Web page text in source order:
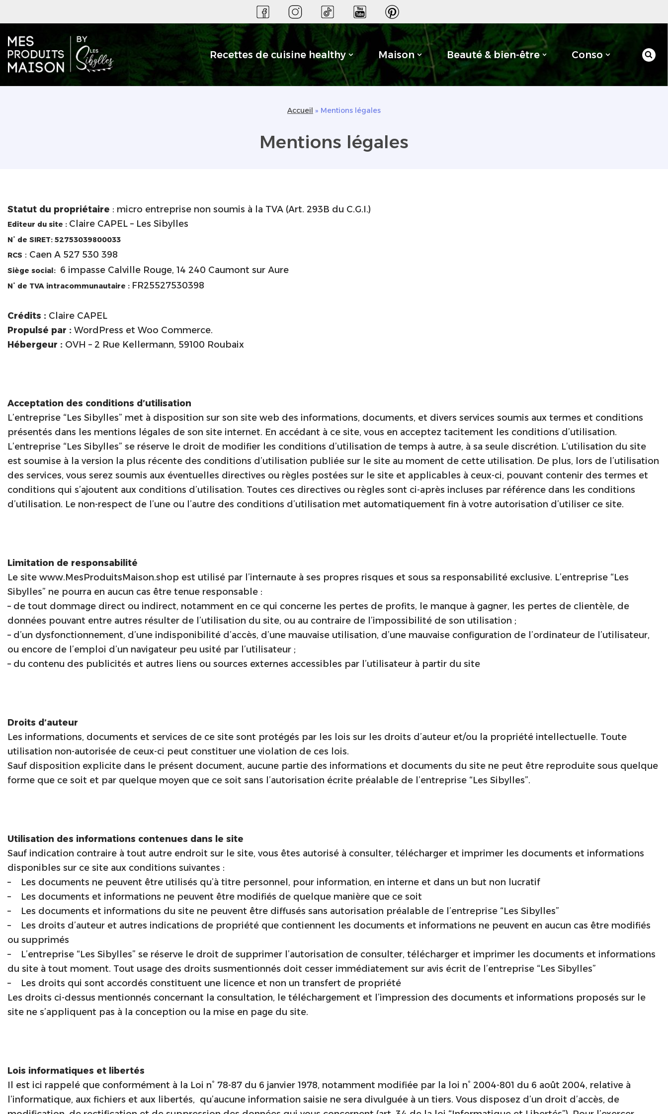
au
contenu
Recettes de cuisine healthy Maison Beauté & bien-être Conso
Accueil » Mentions légales
Mentions légales
Statut du propriétaire : micro entreprise non soumis à la TVA (Art. 293B du C.G.I.)
Editeur du site : Claire CAPEL – Les Sibylles
N° de SIRET: 52753039800033
RCS : Caen A 527 530 398
Siège social: 6 impasse Calville Rouge, 14 240 Caumont sur Aure
N° de TVA intracommunautaire : FR25527530398
Crédits : Claire CAPEL
Propulsé par : WordPress et Woo Commerce.
Hébergeur : OVH – 2 Rue Kellermann, 59100 Roubaix
Acceptation des conditions d’utilisation
L’entreprise “Les Sibylles” met à disposition sur son site web des informations, documents, et divers services soumis aux termes et conditions
présentés dans les mentions légales de son site internet. En accédant à ce site, vous en acceptez tacitement les conditions d’utilisation.
L’entreprise “Les Sibylles” se réserve le droit de modifier les conditions d’utilisation de temps à autre, à sa seule discrétion. L’utilisation du site
est soumise à la version la plus récente des conditions d’utilisation publiée sur le site au moment de cette utilisation. De plus, lors de l’utilisation
des services, vous serez soumis aux éventuelles directives ou règles postées sur le site et applicables à ceux-ci, pouvant contenir des termes et
conditions qui s’ajoutent aux conditions d’utilisation. Toutes ces directives ou règles sont ci-après incluses par référence dans les conditions
d’utilisation. Le non-respect de l’une ou l’autre des conditions d’utilisation met automatiquement fin à votre autorisation d’utiliser ce site.
Limitation de responsabilité
Le site www.MesProduitsMaison.shop est utilisé par l’internaute à ses propres risques et sous sa responsabilité exclusive. L’entreprise “Les
Sibylles” ne pourra en aucun cas être tenue responsable :
– de tout dommage direct ou indirect, notamment en ce qui concerne les pertes de profits, le manque à gagner, les pertes de clientèle, de
données pouvant entre autres résulter de l’utilisation du site, ou au contraire de l’impossibilité de son utilisation ;
– d’un dysfonctionnement, d’une indisponibilité d’accès, d’une mauvaise utilisation, d’une mauvaise configuration de l’ordinateur de l’utilisateur,
ou encore de l’emploi d’un navigateur peu usité par l’utilisateur ;
– du contenu des publicités et autres liens ou sources externes accessibles par l’utilisateur à partir du site
Droits d’auteur
Les informations, documents et services de ce site sont protégés par les lois sur les droits d’auteur et/ou la propriété intellectuelle. Toute
utilisation non-autorisée de ceux-ci peut constituer une violation de ces lois.
Sauf disposition explicite dans le présent document, aucune partie des informations et documents du site ne peut être reproduite sous quelque
forme que ce soit et par quelque moyen que ce soit sans l’autorisation écrite préalable de l’entreprise “Les Sibylles”.
Utilisation des informations contenues dans le site
Sauf indication contraire à tout autre endroit sur le site, vous êtes autorisé à consulter, télécharger et imprimer les documents et informations
disponibles sur ce site aux conditions suivantes :
– Les documents ne peuvent être utilisés qu’à titre personnel, pour information, en interne et dans un but non lucratif
– Les documents et informations ne peuvent être modifiés de quelque manière que ce soit
– Les documents et informations du site ne peuvent être diffusés sans autorisation préalable de l’entreprise “Les Sibylles”
– Les droits d’auteur et autres indications de propriété que contiennent les documents et informations ne peuvent en aucun cas être modifiés
ou supprimés
– L’entreprise “Les Sibylles” se réserve le droit de supprimer l’autorisation de consulter, télécharger et imprimer les documents et informations
du site à tout moment. Tout usage des droits susmentionnés doit cesser immédiatement sur avis écrit de l’entreprise “Les Sibylles”
– Les droits qui sont accordés constituent une licence et non un transfert de propriété
Les droits ci-dessus mentionnés concernant la consultation, le téléchargement et l’impression des documents et informations proposés sur le
site ne s’appliquent pas à la conception ou la mise en page du site.
Lois informatiques et libertés
Il est ici rappelé que conformément à la Loi n° 78-87 du 6 janvier 1978, notamment modifiée par la loi n° 2004-801 du 6 août 2004, relative à
l’informatique, aux fichiers et aux libertés, qu’aucune information saisie ne sera divulguée à un tiers. Vous disposez d’un droit d’accès, de